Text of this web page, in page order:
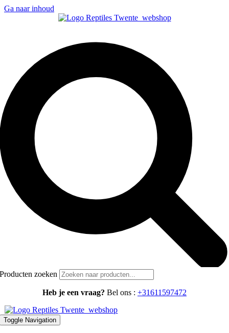
Ga naar inhoud
Producten zoeken
Heb je een vraag? Bel ons : +31611597472
Toggle Navigation